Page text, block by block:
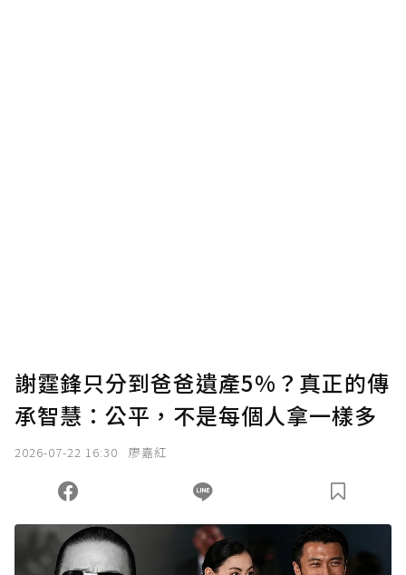
謝霆鋒只分到爸爸遺產5%？真正的傳
承智慧：公平，不是每個人拿一樣多
2026-07-22 16:30 廖嘉紅